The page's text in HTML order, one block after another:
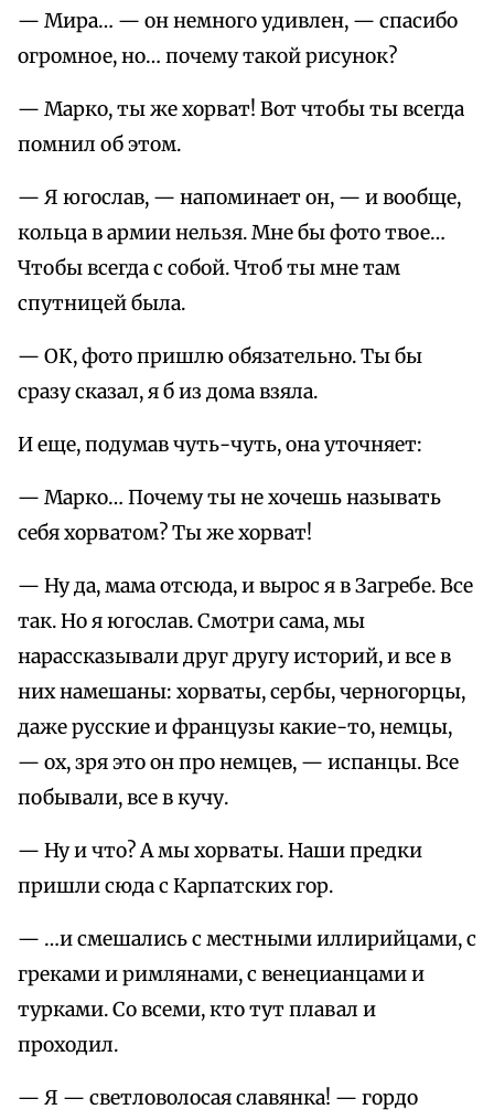
— Мира… — он немного удивлен, — спасибо
огромное, но… почему такой рисунок?
— Марко, ты же хорват! Вот чтобы ты всегда
помнил об этом.
— Я югослав, — напоминает он, — и вообще,
кольца в армии нельзя. Мне бы фото твое…
Чтобы всегда с собой. Чтоб ты мне там
спутницей была.
— ОК, фото пришлю обязательно. Ты бы
сразу сказал, я б из дома взяла.
И еще, подумав чуть-чуть, она уточняет:
— Марко… Почему ты не хочешь называть
себя хорватом? Ты же хорват!
— Ну да, мама отсюда, и вырос я в Загребе. Все
так. Но я югослав. Смотри сама, мы
нарассказывали друг другу историй, и все в
них намешаны: хорваты, сербы, черногорцы,
даже русские и французы какие-то, немцы,
— ох, зря это он про немцев, — испанцы. Все
побывали, все в кучу.
— Ну и что? А мы хорваты. Наши предки
пришли сюда с Карпатских гор.
— …и смешались с местными иллирийцами, с
греками и римлянами, с венецианцами и
турками. Со всеми, кто тут плавал и
проходил.
— Я — светловолосая славянка! — гордо